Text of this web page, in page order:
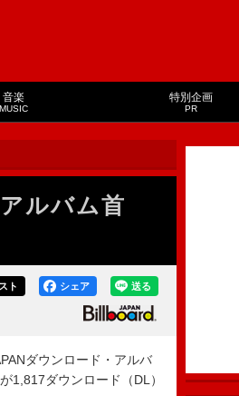
音楽
MUSIC
特別企画
PR
ルバム首
送る
シェア
ト
ダウンロード・アルバ
1,817ダウンロード（DL）